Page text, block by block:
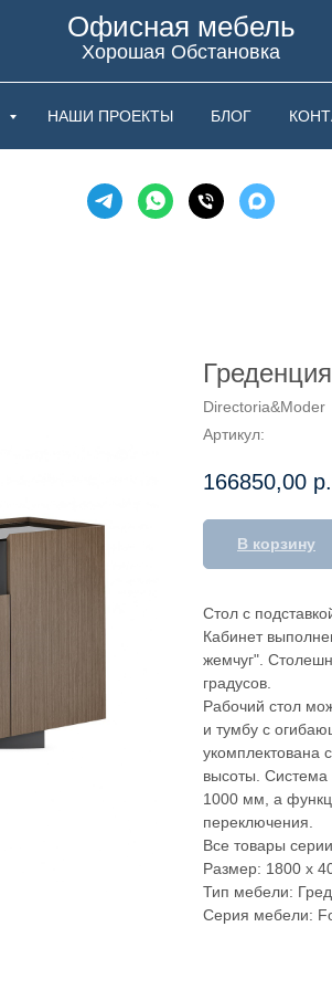
Офисная мебель
Хорошая Обстановка
НАШИ ПРОЕКТЫ БЛОГ
Directoria&Moder
Артикул:
166850,00 р.
В корзину
Стол с
Кабинет
жемчуг".
градусов.
Рабочий стол
и тумбу с
укомплектована
высоты. Система
1000 мм, а
переключения.
Все товары
Размер: 1800 х
Тип мебели:
Серия мебели: